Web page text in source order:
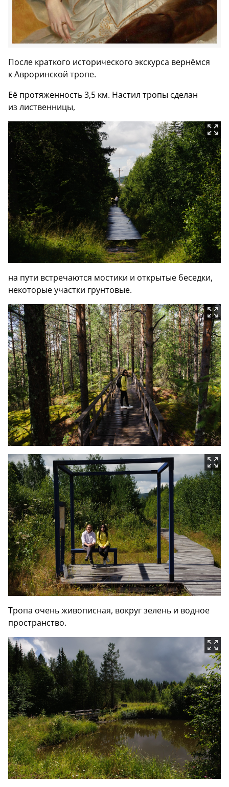
После краткого исторического экскурса вернёмся
к Авроринской тропе.
Её протяженность 3,5 км. Настил тропы сделан
из лиственницы,
на пути встречаются мостики и открытые беседки,
некоторые участки грунтовые.
Тропа очень живописная, вокруг зелень и водное
пространство.